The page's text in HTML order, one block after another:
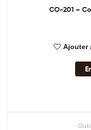
CO-201 –
Ajouter